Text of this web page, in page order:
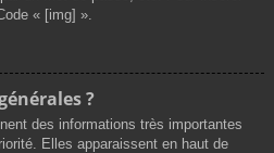
« [img] ».
?
des informations très importantes
Elles apparaissent en haut de